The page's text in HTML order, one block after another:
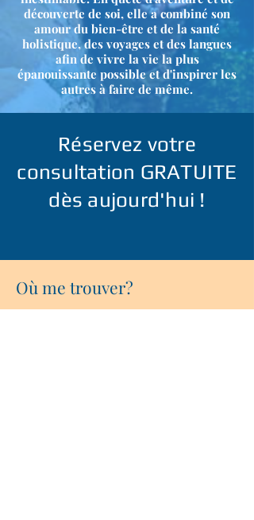
découverte de soi, elle a combiné son
amour du bien-être et de la santé
holistique, des voyages et des langues
afin de vivre la vie la plus
épanouissante possible et d'inspirer les
autres à faire de même.
Réservez votre
consultation GRATUITE
dès aujourd'hui !
Où me trouver?